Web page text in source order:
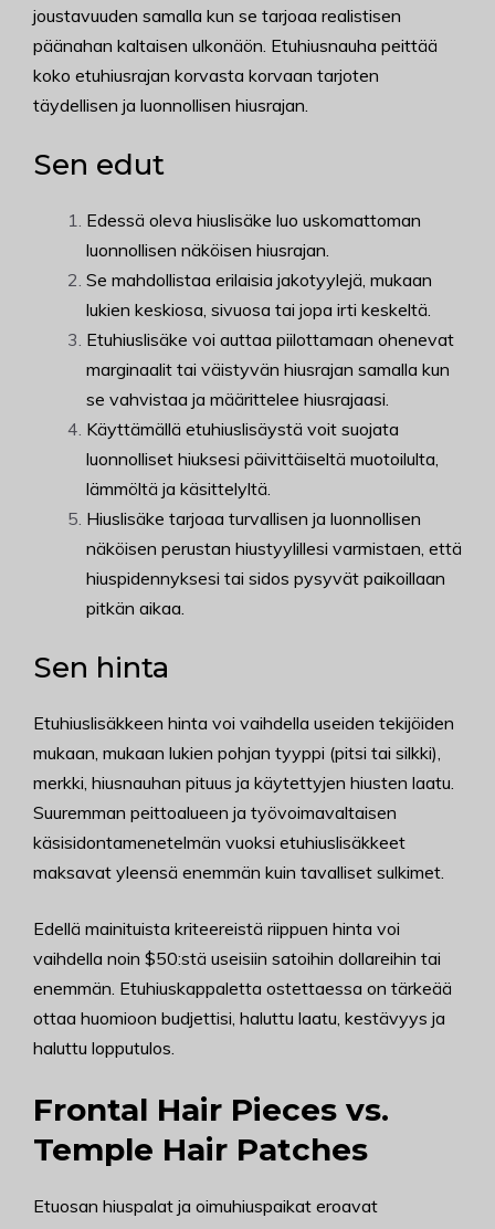
joustavuuden samalla kun se tarjoaa realistisen
päänahan kaltaisen ulkonäön. Etuhiusnauha peittää
koko etuhiusrajan korvasta korvaan tarjoten
täydellisen ja luonnollisen hiusrajan.
Sen edut
Edessä oleva hiuslisäke luo uskomattoman
luonnollisen näköisen hiusrajan.
Se mahdollistaa erilaisia jakotyylejä, mukaan
lukien keskiosa, sivuosa tai jopa irti keskeltä.
Etuhiuslisäke voi auttaa piilottamaan ohenevat
marginaalit tai väistyvän hiusrajan samalla kun
se vahvistaa ja määrittelee hiusrajaasi.
Käyttämällä etuhiuslisäystä voit suojata
luonnolliset hiuksesi päivittäiseltä muotoilulta,
lämmöltä ja käsittelyltä.
Hiuslisäke tarjoaa turvallisen ja luonnollisen
näköisen perustan hiustyylillesi varmistaen, että
hiuspidennyksesi tai sidos pysyvät paikoillaan
pitkän aikaa.
Sen hinta
Etuhiuslisäkkeen hinta voi vaihdella useiden tekijöiden
mukaan, mukaan lukien pohjan tyyppi (pitsi tai silkki),
merkki, hiusnauhan pituus ja käytettyjen hiusten laatu.
Suuremman peittoalueen ja työvoimavaltaisen
käsisidontamenetelmän vuoksi etuhiuslisäkkeet
maksavat yleensä enemmän kuin tavalliset sulkimet.
Edellä mainituista kriteereistä riippuen hinta voi
vaihdella noin $50:stä useisiin satoihin dollareihin tai
enemmän. Etuhiuskappaletta ostettaessa on tärkeää
ottaa huomioon budjettisi, haluttu laatu, kestävyys ja
haluttu lopputulos.
Frontal Hair Pieces vs.
Temple Hair Patches
Etuosan hiuspalat ja oimuhiuspaikat eroavat